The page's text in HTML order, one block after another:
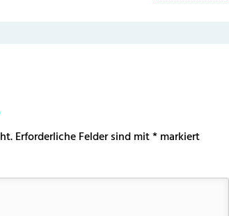
Erforderliche Felder sind mit*markiert